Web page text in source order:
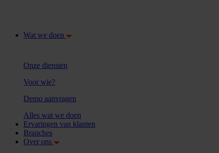
Wat we doen
Onze diensten
Voor wie?
Demo aanvragen
Alles wat we doen
Ervaringen van klanten
Branches
Over ons